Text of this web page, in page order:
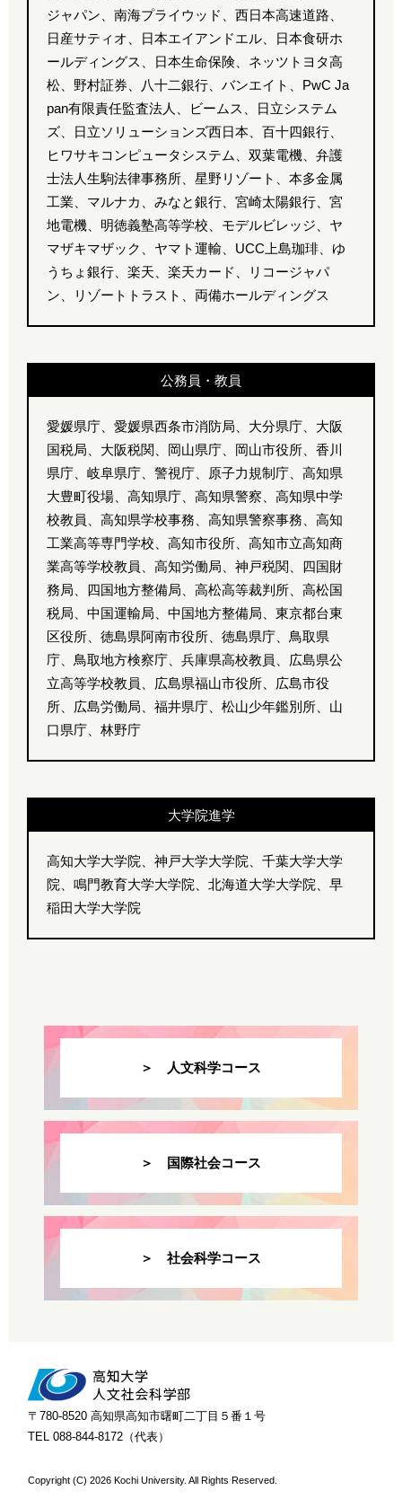
ジャパン、南海プライウッド、西日本高速道路、
日産サティオ、日本エイアンドエル、日本食研ホ
ールディングス、日本生命保険、ネッツトヨタ高
松、野村証券、八十二銀行、バンエイト、PwC Ja
pan有限責任監査法人、ビームス、日立システム
ズ、日立ソリューションズ西日本、百十四銀行、
ヒワサキコンピュータシステム、双葉電機、弁護
士法人生駒法律事務所、星野リゾート、本多金属
工業、マルナカ、みなと銀行、宮崎太陽銀行、宮
地電機、明徳義塾高等学校、モデルビレッジ、ヤ
マザキマザック、ヤマト運輸、UCC上島珈琲、ゆ
うちょ銀行、楽天、楽天カード、リコージャパ
ン、リゾートトラスト、両備ホールディングス
公務員・教員
愛媛県庁、愛媛県西条市消防局、大分県庁、大阪
国税局、大阪税関、岡山県庁、岡山市役所、香川
県庁、岐阜県庁、警視庁、原子力規制庁、高知県
大豊町役場、高知県庁、高知県警察、高知県中学
校教員、高知県学校事務、高知県警察事務、高知
工業高等専門学校、高知市役所、高知市立高知商
業高等学校教員、高知労働局、神戸税関、四国財
務局、四国地方整備局、高松高等裁判所、高松国
税局、中国運輸局、中国地方整備局、東京都台東
区役所、徳島県阿南市役所、徳島県庁、鳥取県
庁、鳥取地方検察庁、兵庫県高校教員、広島県公
立高等学校教員、広島県福山市役所、広島市役
所、広島労働局、福井県庁、松山少年鑑別所、山
口県庁、林野庁
大学院進学
高知大学大学院、神戸大学大学院、千葉大学大学
院、鳴門教育大学大学院、北海道大学大学院、早
稲田大学大学院
＞ 人文科学コース
＞ 国際社会コース
＞ 社会科学コース
〒780-8520 高知県高知市曙町二丁目５番１号
TEL 088-844-8172（代表）
Copyright (C)2026 Kochi University. All Rights Reserved.